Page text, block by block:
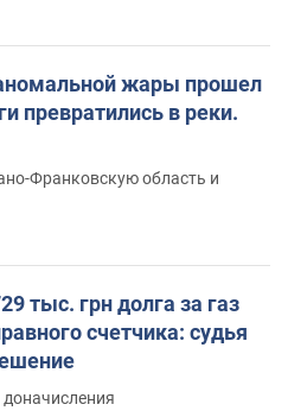
жары прошел
превратились в реки.
Франковскую область и
тыс. грн долга за газ
счетчика: судья